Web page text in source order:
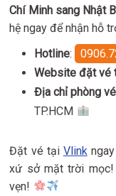
Chí Minh sang Nhật
hệ ngay để nhận hỗ
Hotline:
Website đặt vé
Địa chỉ phòng vé
TP.HCM
Đặt vé tại Vlinkngay
xứ sở mặt trời mọc!
vẹn!